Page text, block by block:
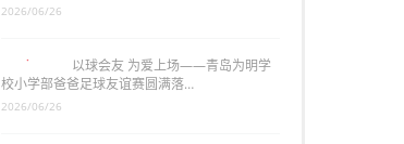
2026/06/26
以球会友 为爱上场——青岛为明学
校小学部爸爸足球友谊赛圆满落…
2026/06/26